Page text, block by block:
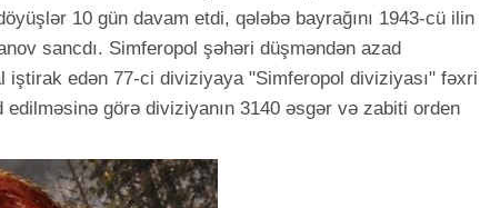
10 gün davam etdi, qələbə bayrağını 1943-cü ilin
sancdı. Simferopol şəhəri düşməndən azad
iştirak edən 77-ci diviziyaya "Simferopol diviziyası" fəxri
edilməsinə görə diviziyanın 3140 əsgər və zabiti orden